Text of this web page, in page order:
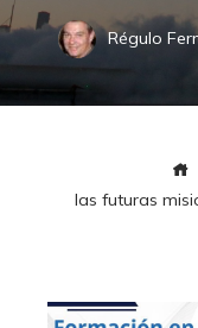
Régulo
las futuras